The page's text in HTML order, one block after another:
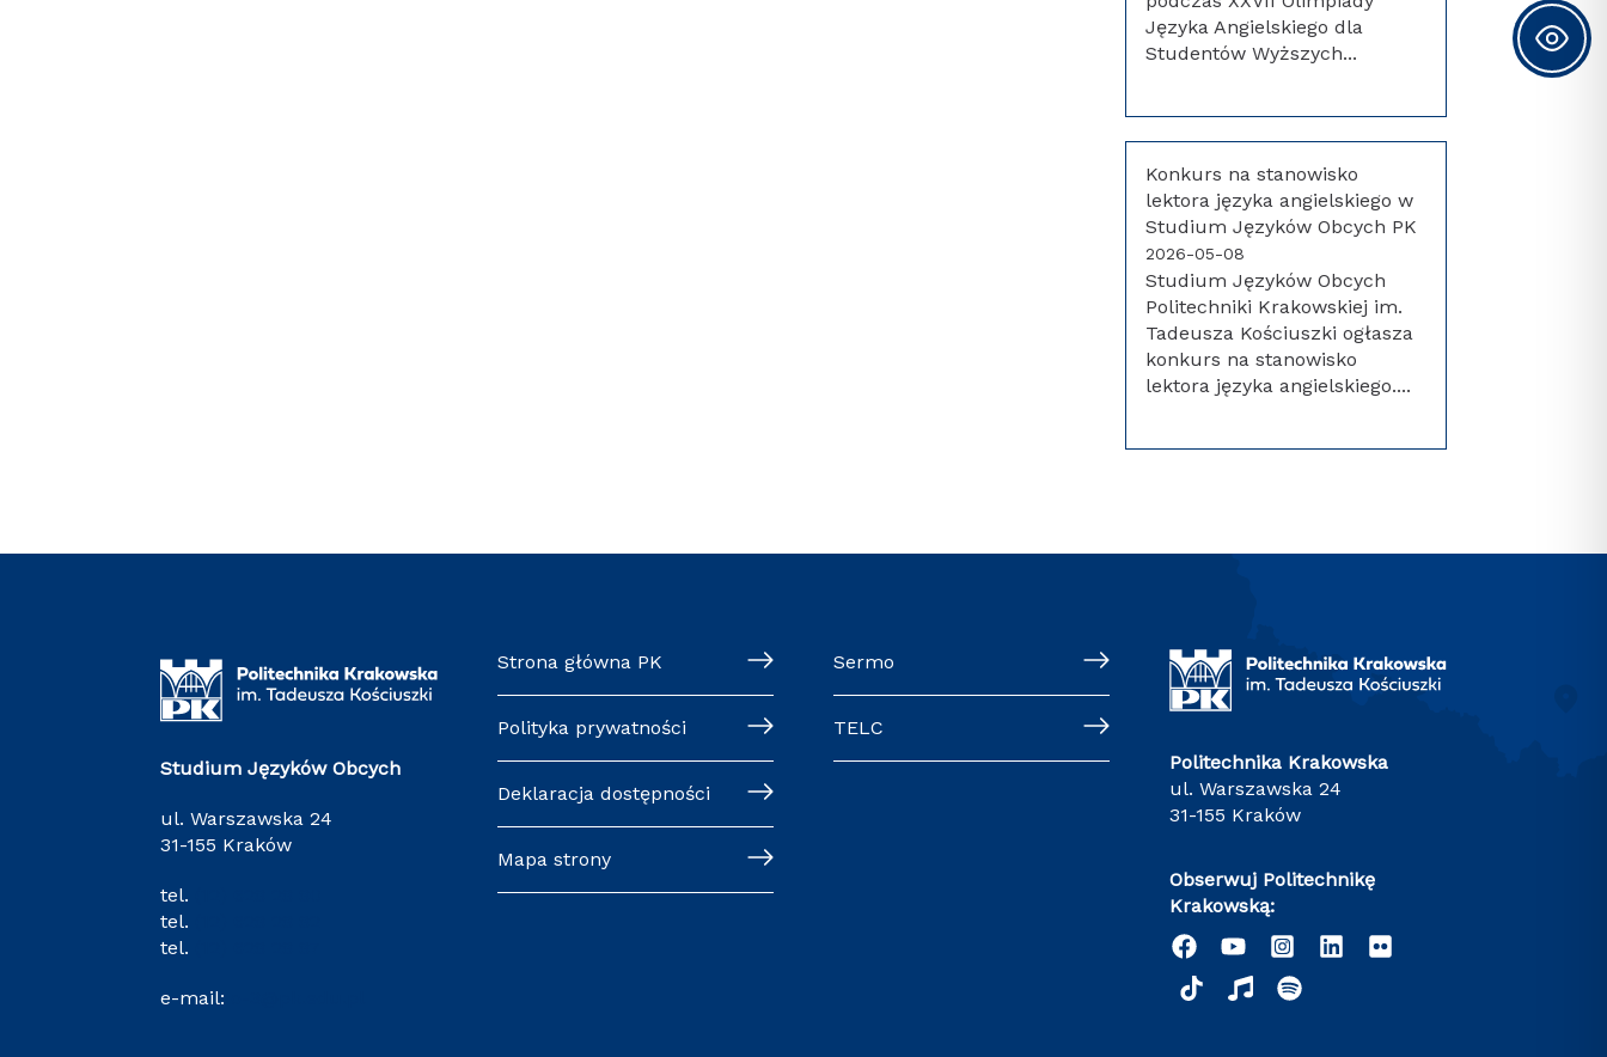
Języka Angielskiego dla
Studentów Wyższych...
Konkurs na stanowisko
lektora języka angielskiego w
Studium Języków Obcych PK
2026-05-08
Studium Języków Obcych
Politechniki Krakowskiej im.
Tadeusza Kościuszki ogłasza
konkurs na stanowisko
lektora języka angielskiego....
Studium Języków Obcych
ul. Warszawska 24
31-155 Kraków
tel.
tel.
tel.
e-mail:
Strona główna PK
Polityka prywatności
Deklaracja dostępności
Mapa strony
Sermo
TELC
Politechnika Krakowska
ul. Warszawska 24
31-155 Kraków
Obserwuj Politechnikę
Krakowską: